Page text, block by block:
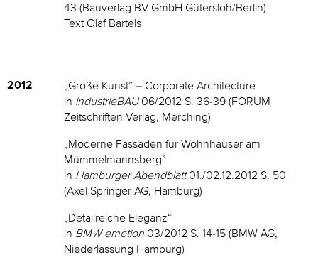
43 (Bauverlag BV GmbH Gütersloh/Berlin)
Text Olaf Bartels
2012
„Große Kunst” – Corporate Architecture
in industrieBAU06/2012 S. 36-39 (FORUM
Zeitschriften Verlag, Merching)
„Moderne Fassaden für Wohnhäuser am
Mümmelmannsberg”
in Hamburger Abendblatt01./02.12.2012 S. 50
(Axel Springer AG, Hamburg)
„Detailreiche Eleganz“
in BMW emotion 03/2012 S. 14-15 (BMW AG,
Niederlassung Hamburg)